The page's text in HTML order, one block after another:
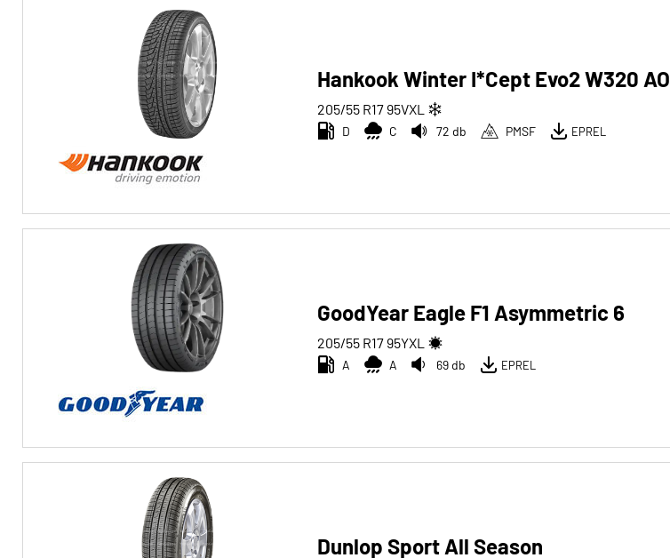
Alle Arten (297)
Sommer (176)
Ganzjahres (54)
Alle Arten (297)
4x4/Offroad (4)
Transporter (0)
Wohnmobil (0)
Run-flat
Run-flat (40)
Keine Run-flat (297)
Hankook Winter I*Cept Evo2 W320 AO
205/55 R17 95VXL
D C 72 db PMSF EPREL
GoodYear Eagle F1 Asymmetric 6
205/55 R17 95YXL
A A 69 db EPREL
Dunlop Sport All Season